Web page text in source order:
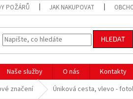
POŽÁRŮ JAK NAKUPOVAT
HLEDAT
Naše služby O nás Kontakty
značení Úniková cesta, vlevo -